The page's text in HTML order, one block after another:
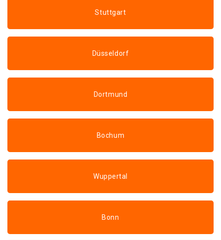
Stuttgart
Düsseldorf
Dortmund
Bochum
Wuppertal
Bonn